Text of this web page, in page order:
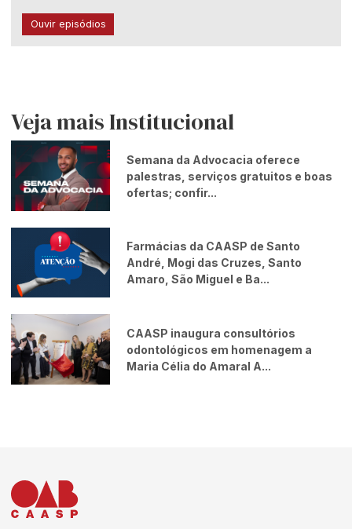
Ouvir episódios
Veja mais Institucional
Semana da Advocacia oferece
palestras, serviços gratuitos e boas
ofertas; confir...
Farmácias da CAASP de Santo
André, Mogi das Cruzes, Santo
Amaro, São Miguel e Ba...
CAASP inaugura consultórios
odontológicos em homenagem a
Maria Célia do Amaral A...